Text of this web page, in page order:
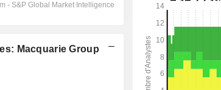
Macquarie Group